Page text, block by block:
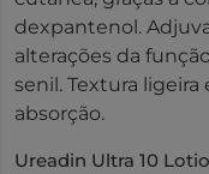
dexpantenol.
alterações da
senil. Textura ligeira
absorção.
Ureadin Ultra 10